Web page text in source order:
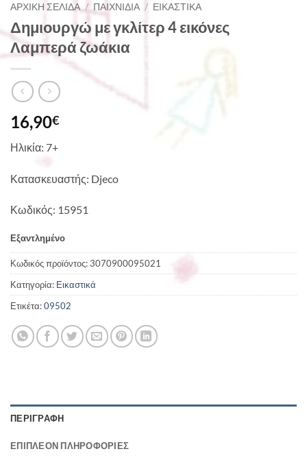
ΑΡΧΙΚΉ ΣΕΛΊΔΑ / ΠΑΙΧΝΊΔΙΑ / ΕΙΚΑΣΤΙΚΆ
Δημιουργώ με γκλίτερ 4 εικόνες
Λαμπερά ζωάκια
16,90€
Ηλικία: 7+
Κατασκευαστής: Djeco
Κωδικός: 15951
Εξαντλημένο
Κωδικός προϊόντος:3070900095021
Κατηγορία: Εικαστικά
Ετικέτα:09502
ΠΕΡΙΓΡΑΦΉ
ΕΠΙΠΛΈΟΝ ΠΛΗΡΟΦΟΡΊΕΣ